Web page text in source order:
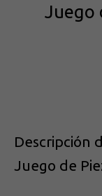
Juego
Descripción
Juego de